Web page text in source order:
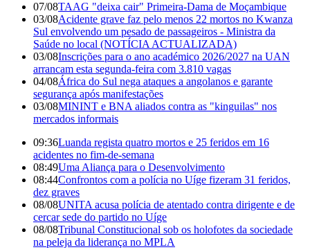
07/08TAAG "deixa cair" Primeira-Dama de Moçambique
03/08Acidente grave faz pelo menos 22 mortos no Kwanza
Sul envolvendo um pesado de passageiros - Ministra da
Saúde no local (NOTÍCIA ACTUALIZADA)
03/08Inscrições para o ano académico 2026/2027 na UAN
arrancam esta segunda-feira com 3.810 vagas
04/08África do Sul nega ataques a angolanos e garante
segurança após manifestações
03/08MININT e BNA aliados contra as "kinguilas" nos
mercados informais
09:36Luanda regista quatro mortos e 25 feridos em 16
acidentes no fim-de-semana
08:49Uma Aliança para o Desenvolvimento
08:44Confrontos com a polícia no Uíge fizeram 31 feridos,
dez graves
08/08UNITA acusa polícia de atentado contra dirigente e de
cercar sede do partido no Uíge
08/08Tribunal Constitucional sob os holofotes da sociedade
na peleja da liderança no MPLA